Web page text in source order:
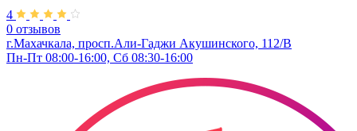
4
0 отзывов
г.Махачкала, просп.Али-Гаджи Акушинского, 112/В
Пн-Пт 08:00-16:00, Сб 08:30-16:00